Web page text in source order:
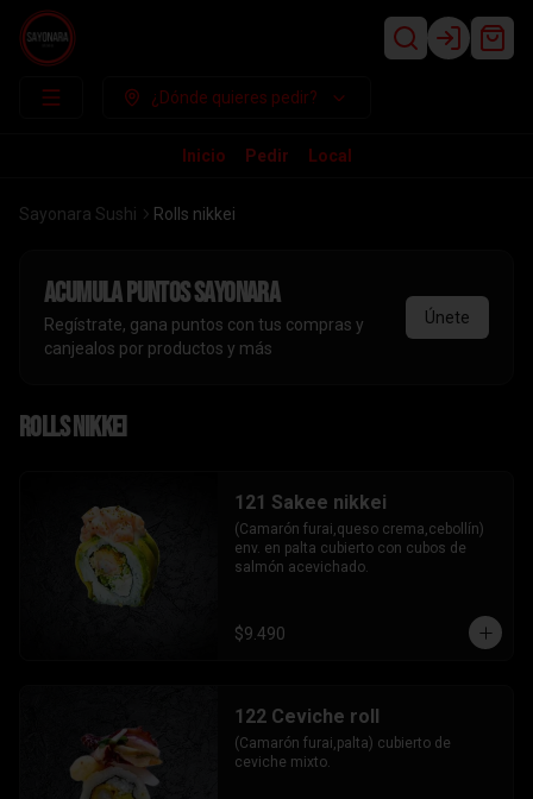
Login
¿Dónde quieres pedir?
Inicio Pedir Local
Sayonara Sushi Rolls nikkei
Acumulapuntos sayonara
Regístrate, gana puntos con tus compras y
canjealos por productos y más
Únete
Rolls nikkei
121 Sakee nikkei
(Camarón furai,queso crema,cebollín)
env. en palta cubierto con cubos de
salmón acevichado.
$9.490
122 Ceviche roll
(Camarón furai,palta) cubierto de
ceviche mixto.